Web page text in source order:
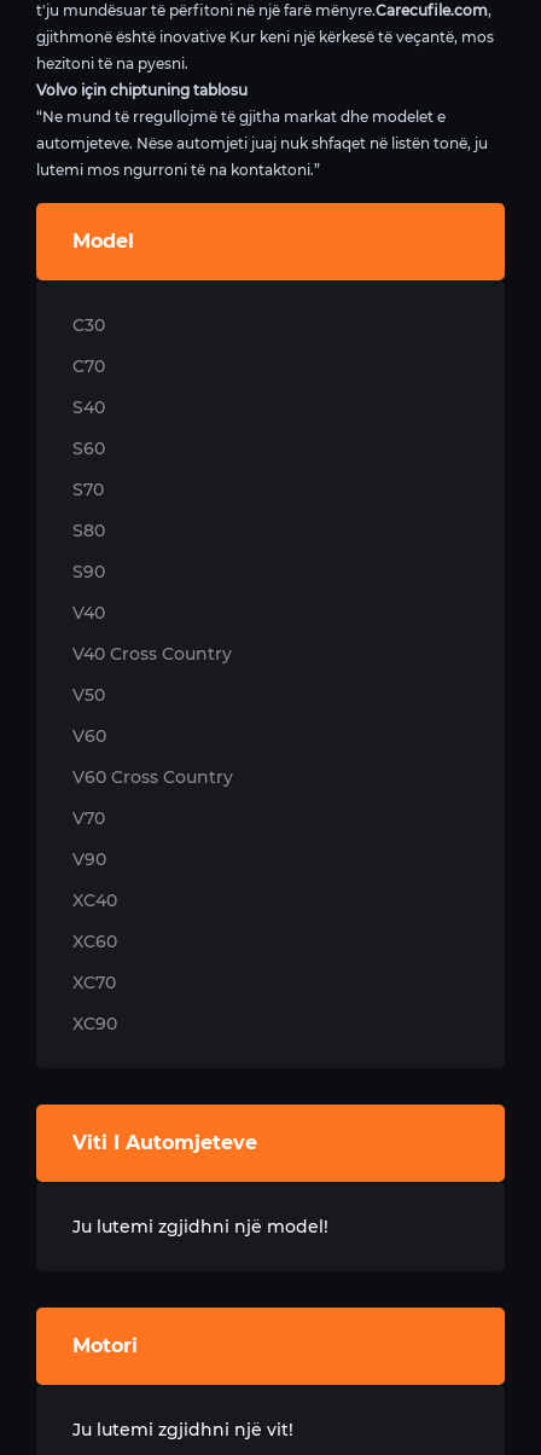
t'ju mundësuar të përfitoni në një farë mënyre.Carecufile.com,
gjithmonë është inovative Kur keni një kërkesë të veçantë, mos
hezitoni të na pyesni.
Volvo için chiptuning tablosu
“Ne mund të rregullojmë të gjitha markat dhe modelet e
automjeteve. Nëse automjeti juaj nuk shfaqet në listën tonë, ju
lutemi mos ngurroni të na kontaktoni.”
Model
C30
C70
S40
S60
S70
S80
S90
V40
V40 Cross Country
V50
V60
V60 Cross Country
V70
V90
XC40
XC60
XC70
XC90
Viti I Automjeteve
Ju lutemi zgjidhni një model!
Motori
Ju lutemi zgjidhni një vit!